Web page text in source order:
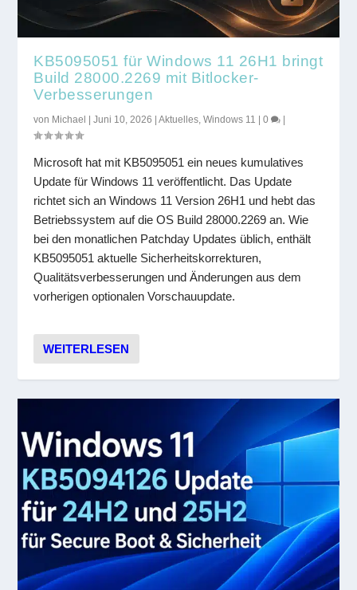
KB5095051 für Windows 11 26H1 bringt
Build 28000.2269 mit Bitlocker-
Verbesserungen
von Michael |Juni 10, 2026 |Aktuelles,Windows 11 |0
Microsoft hat mit KB5095051 ein neues kumulatives
Update für Windows 11 veröffentlicht. Das Update
richtet sich an Windows 11 Version 26H1 und hebt das
Betriebssystem auf die OS Build 28000.2269 an. Wie
bei den monatlichen Patchday Updates üblich, enthält
KB5095051 aktuelle Sicherheitskorrekturen,
Qualitätsverbesserungen und Änderungen aus dem
vorherigen optionalen Vorschauupdate.
WEITERLESEN